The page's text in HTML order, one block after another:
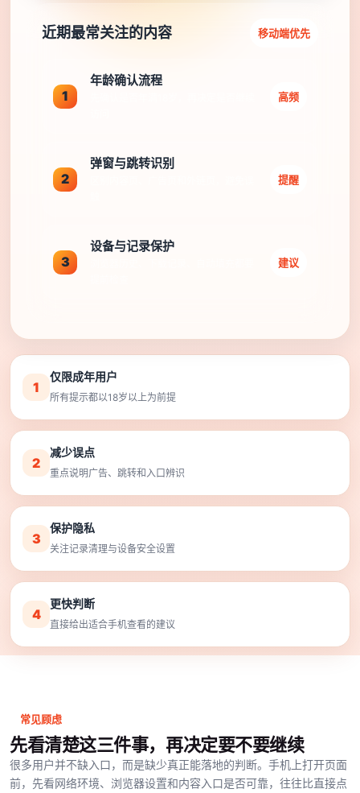
近期最常关注的内容 移动端优先
1
年龄确认流程
高频
2
弹窗与跳转识别
提醒
3
设备与记录保护
建议
1
仅限成年用户
所有提示都以18岁以上为前提
2
减少误点
重点说明广告、跳转和入口辨识
3
保护隐私
关注记录清理与设备安全设置
4
更快判断
直接给出适合手机查看的建议
常见顾虑
先看清楚这三件事，再决定要不要继续
很多用户并不缺入口，而是缺少真正能落地的判断。手机上打开页面
前，先看网络环境、浏览器设置和内容入口是否可靠，往往比直接点